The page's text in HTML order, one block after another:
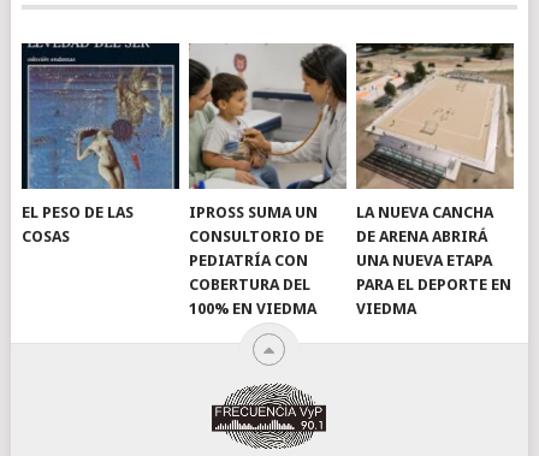
EL PESO DE LAS
COSAS
IPROSS SUMA UN
CONSULTORIO DE
PEDIATRÍA CON
COBERTURA DEL
100% EN VIEDMA
LA NUEVA CANCHA
DE ARENA ABRIRÁ
UNA NUEVA ETAPA
PARA EL DEPORTE EN
VIEDMA